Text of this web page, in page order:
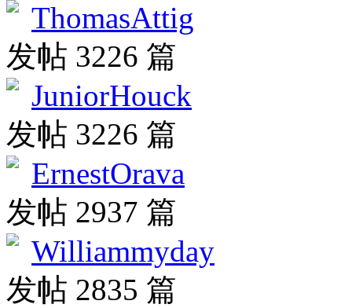
ThomasAttig
发帖 3226 篇
JuniorHouck
发帖 3226 篇
ErnestOrava
发帖 2937 篇
Williammyday
发帖 2835 篇